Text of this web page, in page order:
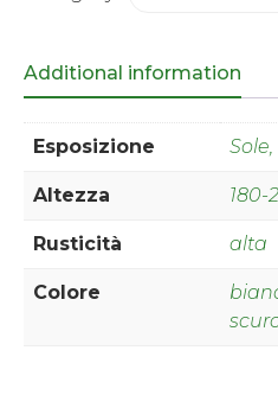
Additional information
Esposizione
Altezza 180-
Rusticità alta
Colore